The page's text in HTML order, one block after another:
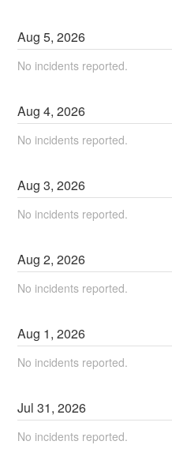
Aug5,2026
No incidents reported.
Aug4,2026
No incidents reported.
Aug3,2026
No incidents reported.
Aug2,2026
No incidents reported.
Aug 1,2026
No incidents reported.
Jul31,2026
No incidents reported.